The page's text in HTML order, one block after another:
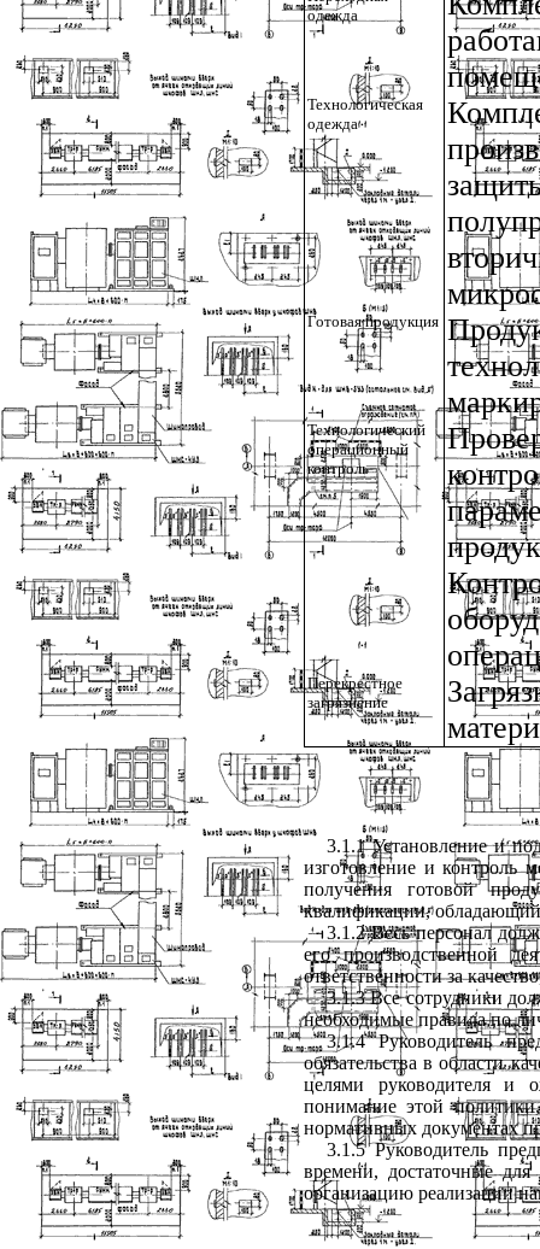
одежда
Технологическая
одежда
Готовая продукция
Технологический
операционный
контроль
Перекрестное
загрязнение
3.1.1Установление и
изготовление и контроль
получения готовой
квалификации,
3.1.2Весь персонал
его производственной
ответственности за
3.1.3Все сотрудники
необходимые правила по
3.1.4Руководитель
обязательства в области
целями руководителя и
понимание этой
нормативных документах
3.1.5Руководитель
времени, достаточные для
организацию реализации